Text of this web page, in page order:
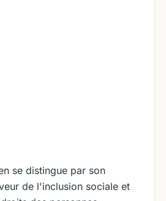
se distingue par son
de l'inclusion sociale et